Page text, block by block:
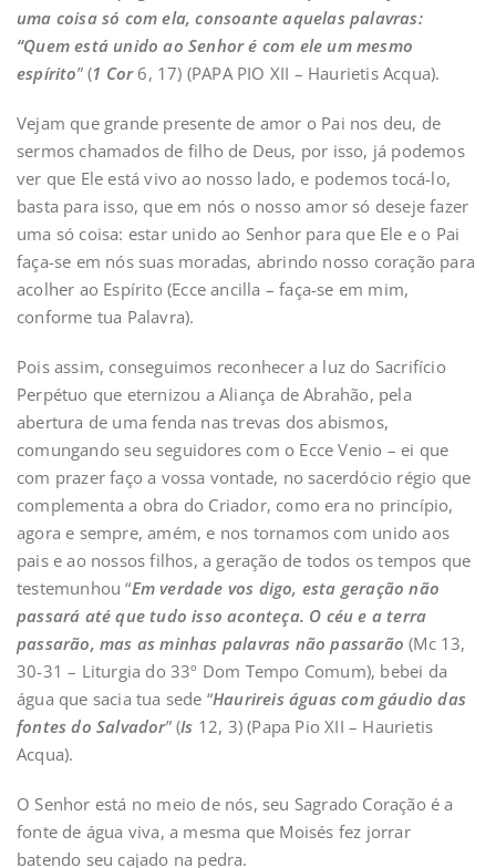
uma coisa só com ela, consoante aquelas palavras:
“Quem está unido ao Senhor é com ele um mesmo
espírito” (1 Cor6, 17) (PAPA PIO XII – Haurietis Acqua).
Vejam que grande presente de amor o Pai nos deu, de
sermos chamados de filho de Deus, por isso, já podemos
ver que Ele está vivo ao nosso lado, e podemos tocá-lo,
basta para isso, que em nós o nosso amor só deseje fazer
uma só coisa: estar unido ao Senhor para que Ele e o Pai
faça-se em nós suas moradas, abrindo nosso coração para
acolher ao Espírito (Ecce ancilla – faça-se em mim,
conforme tua Palavra).
Pois assim, conseguimos reconhecer a luz do Sacrifício
Perpétuo que eternizou a Aliança de Abrahão, pela
abertura de uma fenda nas trevas dos abismos,
comungando seu seguidores com o Ecce Venio – ei que
com prazer faço a vossa vontade, no sacerdócio régio que
complementa a obra do Criador, como era no princípio,
agora e sempre, amém, e nos tornamos com unido aos
pais e ao nossos filhos, a geração de todos os tempos que
testemunhou “Em verdade vos digo, esta geração não
passará até que tudo isso aconteça. O céu e a terra
passarão, mas as minhas palavras não passarão (Mc 13,
30-31 – Liturgia do 33º Dom Tempo Comum), bebei da
água que sacia tua sede “Haurireis águas com gáudio das
fontes do Salvador” (Is 12, 3) (Papa Pio XII – Haurietis
Acqua).
O Senhor está no meio de nós, seu Sagrado Coração é a
fonte de água viva, a mesma que Moisés fez jorrar
batendo seu cajado na pedra.